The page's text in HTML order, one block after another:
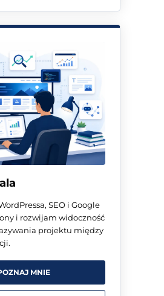
SEO i Google
i rozwijam widoczność
projektu między
MNIE